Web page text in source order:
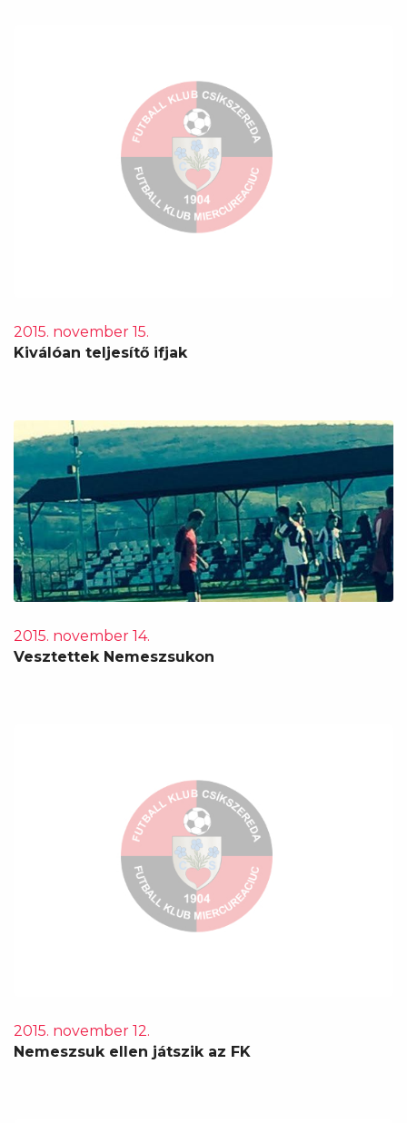
2015. november 15.
Kiválóan teljesítő ifjak
2015. november 14.
Vesztettek Nemeszsukon
2015. november 12.
Nemeszsuk ellen játszik az FK